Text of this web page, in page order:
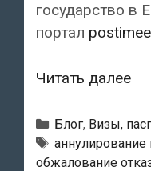
государство в
портал
Читать далее
Рубрики
Блог, Визы,
Метки
обжалование